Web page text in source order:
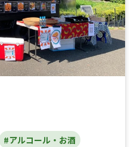
#アルコール・お酒